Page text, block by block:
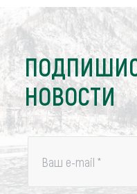
НОВОСТИ
Ваш e-mail *